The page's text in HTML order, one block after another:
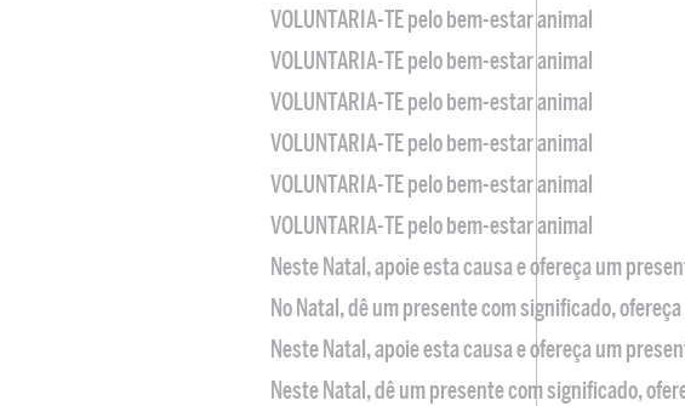
VOLUNTARIA-TE pelo bem-estar animal
VOLUNTARIA-TE pelo bem-estar animal
VOLUNTARIA-TE pelo bem-estar animal
VOLUNTARIA-TE pelo bem-estar animal
VOLUNTARIA-TE pelo bem-estar animal
VOLUNTARIA-TE pelo bem-estar animal
Neste Natal, apoie esta causa e ofereça um
No Natal, dê um presente com significado,
Neste Natal, apoie esta causa e ofereça um
Neste Natal, dê um presente com significado,